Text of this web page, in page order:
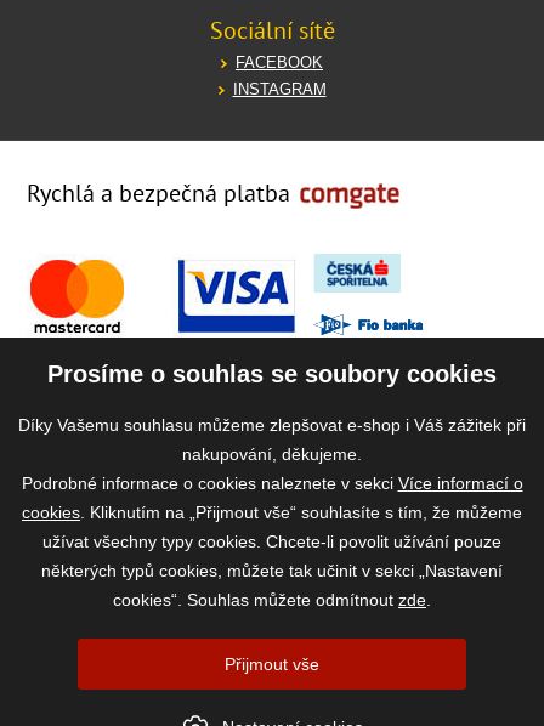
Sociální sítě
FACEBOOK
INSTAGRAM
Rychlá a bezpečná platba
2026 ©www.vase-krmivo.cz- Tomáš Kroupa e-shop, Kanice 307, 664 01
Brno-venkov, IČ: 75785439
Prosíme o souhlas se soubory cookies
Díky Vašemu souhlasu můžeme zlepšovat e-shop i Váš zážitek při
nakupování, děkujeme.
Podrobné informace o cookies naleznete v sekci Více informací o
cookies . Kliknutím na „Přijmout vše“ souhlasíte s tím, že můžeme
užívat všechny typy cookies. Chcete-li povolit užívání pouze
některých typů cookies, můžete tak učinit v sekci „Nastavení
cookies“. Souhlas můžete odmítnout zde
Přijmout vše